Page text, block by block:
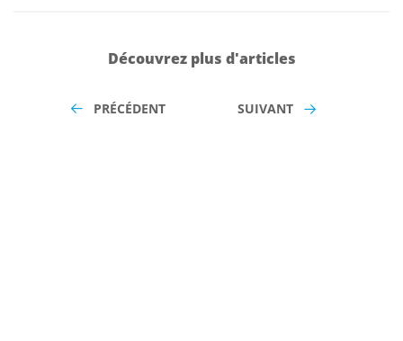
Découvrez plus d'articles
PRÉCÉDENT SUIVANT